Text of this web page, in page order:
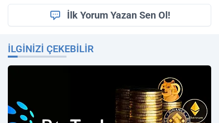
İlk Yorum Yazan Sen Ol!
İLGINIZI ÇEKEBILIR